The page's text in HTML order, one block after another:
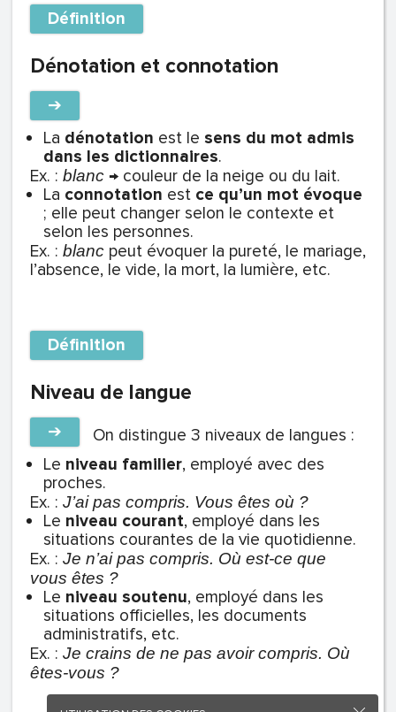
Définition
Dénotation et connotation
➔
La dénotation est le sens du mot admis
dans les dictionnaires.
Ex. : blanc → couleur de la neige ou du lait.
La connotation est ce qu’un mot évoque
; elle peut changer selon le contexte et
selon les personnes.
Ex. : blanc peut évoquer la pureté, le mariage,
l’absence, le vide, la mort, la lumière, etc.
Définition
Niveau de langue
➔
On distingue 3 niveaux de langues :
Le niveau familier, employé avec des
proches.
Ex. : J’ai pas compris. Vous êtes où ?
Le niveau courant, employé dans les
situations courantes de la vie quotidienne.
Ex. : Je n’ai pas compris. Où est-ce que
vous êtes ?
Le niveau soutenu, employé dans les
situations officielles, les documents
administratifs, etc.
Ex. : Je crains de ne pas avoir compris. Où
êtes-vous ?